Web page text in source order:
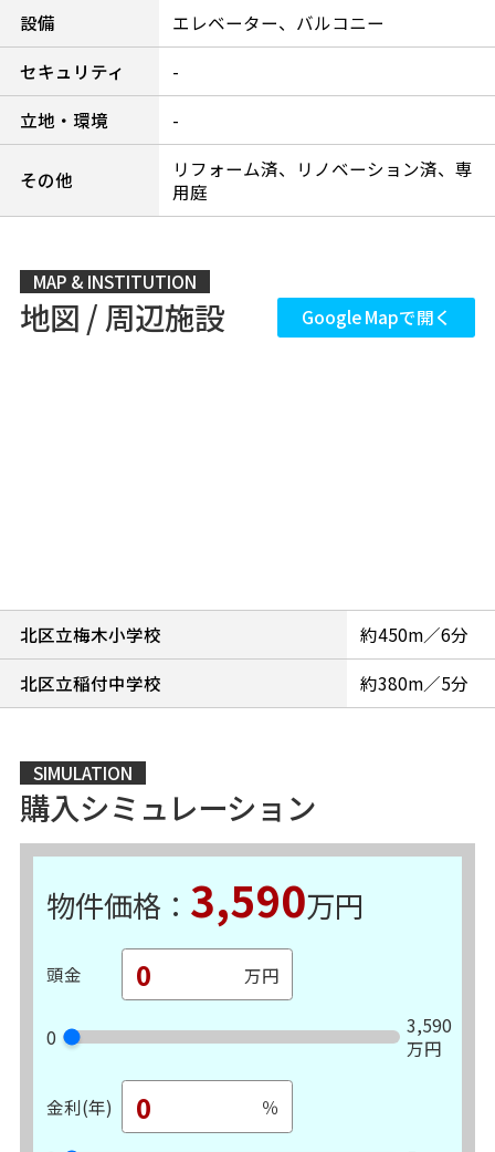
設備
エレベーター、バルコニー
セキュリティ
-
立地・環境
-
その他
リフォーム済、リノベーション済、専
用庭
MAP & INSTITUTION
地図 / 周辺施設 Google Mapで開く
北区立梅木小学校
約450m／6分
北区立稲付中学校
約380m／5分
SIMULATION
購入シミュレーション
物件価格： 3,590万円
頭金
0
3,590
万円
金利(年)